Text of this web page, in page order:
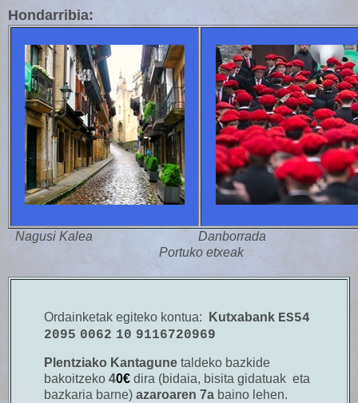
Hondarribia:
Nagusi Kalea Danborrada
Portuko etxeak
Ordainketak egiteko kontua: Kutxabank ES54
2095 0062 10 9116720969
Plentziako Kantagune taldeko bazkide
bakoitzeko 40€ dira (bidaia, bisita gidatuak eta
bazkaria barne) azaroaren 7a baino lehen.